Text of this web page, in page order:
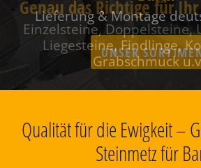
Genau das Richtige für
Einzelsteine, Doppelsteine,
Liegesteine, Findlinge,
Grabschmuck
Qualität für die Ewigkeit –
Steinmetz für